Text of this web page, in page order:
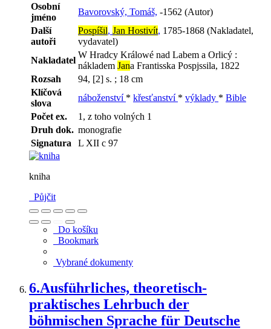
Osobní
jméno
Bavorovský, Tomáš, -1562 (Autor)
Další
autoři
Pospíšil, Jan Hostivít, 1785-1868 (Nakladatel,
vydavatel)
Nakladatel
W Hradcy Králowé nad Labem a Orlicý :
nákladem Jana Frantisska Pospjssila, 1822
Rozsah
94, [2] s. ; 18 cm
Klíčová
slova
náboženství * křesťanství * výklady * Bible
Počet ex.
1, z toho volných 1
Druh dok. monografie
Signatura
L XII c 97
kniha
Půjčit
Do košíku
Bookmark
Vybrané dokumenty
6.Ausführliches, theoretisch-
praktisches Lehrbuch der
böhmischen Sprache für Deutsche